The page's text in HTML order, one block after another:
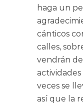
haga un
cánticos
calles,
vendrán de
veces se
así que la